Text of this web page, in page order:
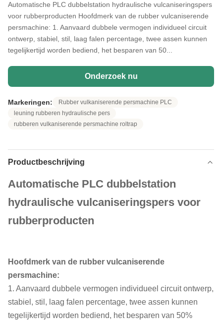
Automatische PLC dubbelstation hydraulische vulcaniseringspers
voor rubberproducten Hoofdmerk van de rubber vulcaniserende
persmachine: 1. Aanvaard dubbele vermogen individueel circuit
ontwerp, stabiel, stil, laag falen percentage, twee assen kunnen
tegelijkertijd worden bediend, het besparen van 50...
Onderzoek nu
Markeringen:
Rubber vulkaniserende persmachine PLC
leuning rubberen hydraulische pers
rubberen vulkaniserende persmachine roltrap
Productbeschrijving
Automatische PLC dubbelstation
hydraulische vulcaniseringspers voor
rubberproducten
Hoofdmerk van de rubber vulcaniserende
persmachine:
1. Aanvaard dubbele vermogen individueel circuit ontwerp,
stabiel, stil, laag falen percentage, twee assen kunnen
tegelijkertijd worden bediend, het besparen van 50%